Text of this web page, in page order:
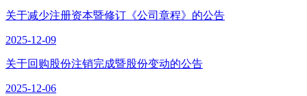
关于减少注册资本暨修订《公司章程》的公告
2025-12-09
关于回购股份注销完成暨股份变动的公告
2025-12-06